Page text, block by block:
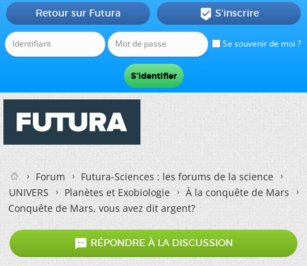
Se souvenir de moi ?
Retour sur Futura  S'inscrire
Forum
Futura-Sciences : les forums de la science
UNIVERS
Planètes et Exobiologie
À la conquête de Mars
Conquête de Mars, vous avez dit argent?
 RÉPONDRE À LA DISCUSSION